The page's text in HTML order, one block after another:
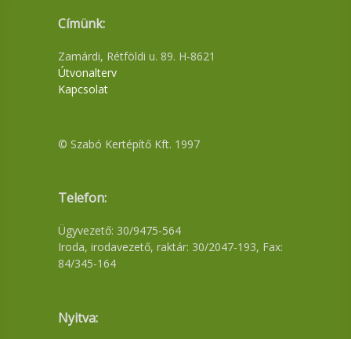
Címünk:
Zamárdi, Rétföldi u. 89. H-8621
Útvonalterv
Kapcsolat
© Szabó Kertépítő Kft. 1997
Telefon:
Ügyvezető: 30/9475-564
Iroda, irodavezető, raktár: 30/2047-193, Fax:
84/345-164
Nyitva: